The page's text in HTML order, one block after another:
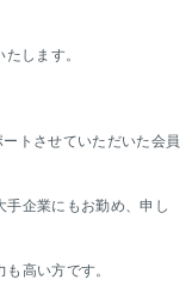
します。
トさせていただいた会員
企業にもお勤め、申し
高い方です。